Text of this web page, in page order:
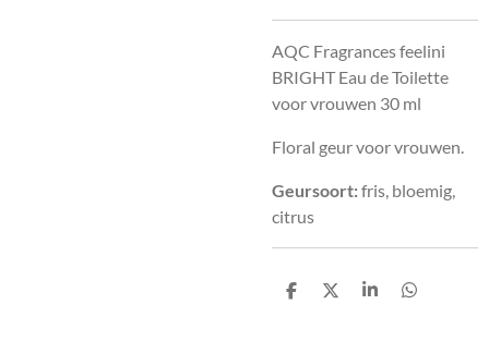
AQC Fragrances feelini
BRIGHT Eau de Toilette
voor vrouwen 30 ml
Floral geur voor vrouwen.
Geursoort:fris, bloemig,
citrus
D
D
S
D